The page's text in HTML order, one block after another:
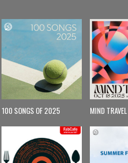
100 SONGS OF 2025 MIND TRAVEL